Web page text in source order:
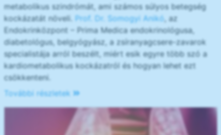
metabolikus szindrómát, ami számos súlyos betegség
kockázatát növeli. Prof. Dr. Somogyi Anikó, az
Endokrinközpont – Prima Medica endokrinológusa,
diabetológus, belgyógyász, a zsíranyagcsere-zavarok
specialistája arról beszélt, miért esik egyre több szó a
kardiometabolikus kockázatról és hogyan lehet ezt
csökkenteni.
További részletek